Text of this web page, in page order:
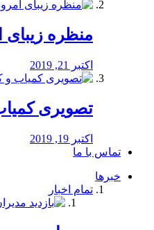
منظره‌‌ زیبای
اکتبر 21, 2019
️تصویری کمیاب
اکتبر 19, 2019
تماس با ما
خبرها
تمام اخبار